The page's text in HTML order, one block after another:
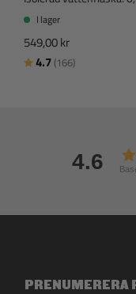
I lager
549,00 kr
Betyg:
4.7(166)utav 5
4.6
PRENUMERERA